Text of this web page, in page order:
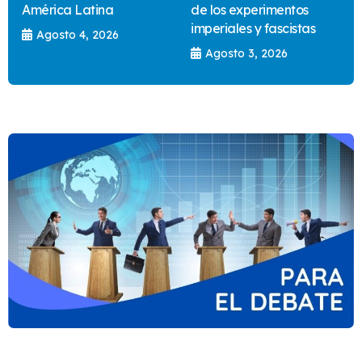
América Latina
Agosto 4, 2026
de los experimentos
imperiales y fascistas
Agosto 3, 2026